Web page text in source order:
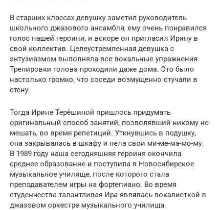
В старших классах девушку заметил руководитель
школьного джазового ансамбля, ему очень понравился
голос нашей героини, и вскоре он пригласил Ирину в
свой коллектив. Целеустремленная девушка с
энтузиазмом выполняла все вокальные упражнения.
Тренировки голова проходили даже дома. Это было
настолько громко, что соседи возмущенно стучали в
стену.
Тогда Ирине Терёшиной пришлось придумать
оригинальный способ занятий, позволявший никому не
мешать, во время репетиций. Уткнувшись в подушку,
она закрывалась в шкафу и пела свои ми-ме-ма-мо-му.
В 1989 году наша сегодняшняя героиня окончила
среднее образование и поступила в Новосибирское
музыкальное училище, после которого стала
преподавателем игры на фортепиано. Во время
студенчества талантливая Ира являлась вокалисткой в
джазовом оркестре музыкального училища.